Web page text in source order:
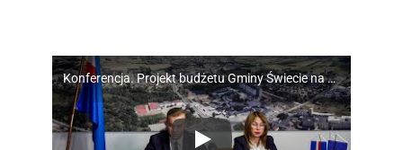
Konferencja. Projekt budżetu Gminy Świecie na 2025 rok.